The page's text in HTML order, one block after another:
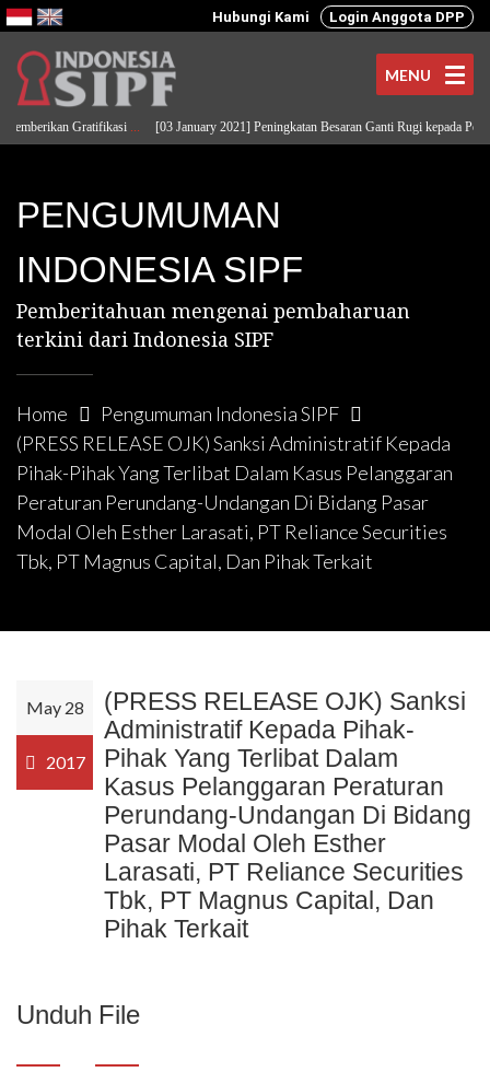
Hubungi Kami Login Anggota DPP
MENU
Gratifikasi... [03 January 2021] Peningkatan Besaran Ganti Rugi kepada
PENGUMUMAN
INDONESIA SIPF
Pemberitahuan mengenai pembaharuan
terkini dari Indonesia SIPF
Home
Pengumuman Indonesia SIPF
(PRESS RELEASE OJK) Sanksi Administratif Kepada
Pihak-Pihak Yang Terlibat Dalam Kasus Pelanggaran
Peraturan Perundang-Undangan Di Bidang Pasar
Modal Oleh Esther Larasati, PT Reliance Securities
Tbk, PT Magnus Capital, Dan Pihak Terkait
May 28
2017
(PRESS RELEASE OJK) Sanksi
Administratif Kepada Pihak-
Pihak Yang Terlibat Dalam
Kasus Pelanggaran Peraturan
Perundang-Undangan Di Bidang
Pasar Modal Oleh Esther
Larasati, PT Reliance Securities
Tbk, PT Magnus Capital, Dan
Pihak Terkait
Unduh File